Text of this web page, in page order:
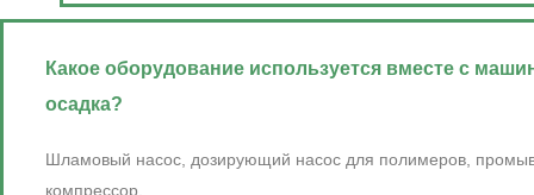
Какое оборудование используется вместе с
осадка?
Шламовый насос, дозирующий насос для полимеров,
компрессор.